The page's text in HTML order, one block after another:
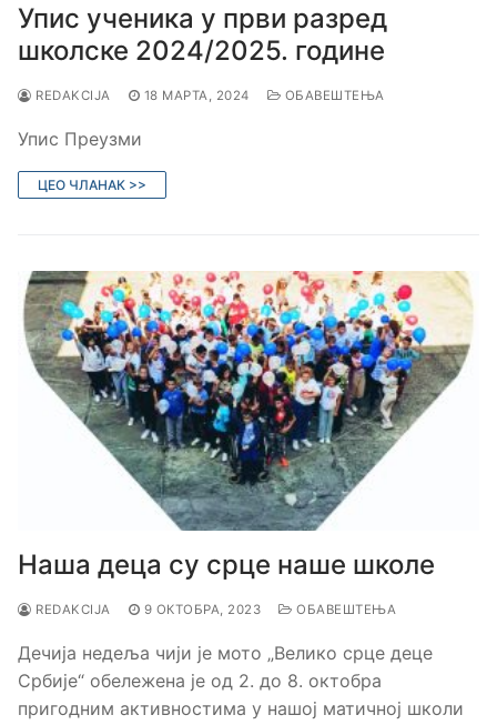
Упис ученика у први разред
школске 2024/2025. године
REDAKCIJA 18 МАРТА, 2024 ОБАВЕШТЕЊА
Упис Преузми
ЦЕО ЧЛАНАК >>
Наша деца су срце наше школе
REDAKCIJA 9 ОКТОБРА, 2023 ОБАВЕШТЕЊА
Дечија недеља чији је мото „Велико срце деце
Србије“ обележена је од 2. до 8. октобра
пригодним активностима у нашој матичној школи